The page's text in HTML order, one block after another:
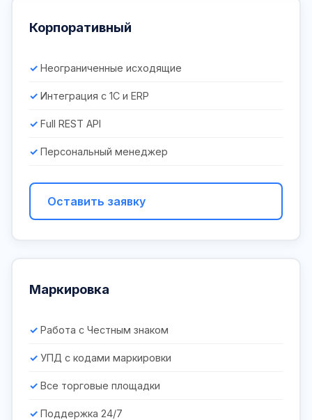
Корпоративный
Неограниченные исходящие
Интеграция с 1С и ERP
Full REST API
Персональный менеджер
Оставить заявку
Маркировка
Работа с Честным знаком
УПД с кодами маркировки
Все торговые площадки
Поддержка 24/7